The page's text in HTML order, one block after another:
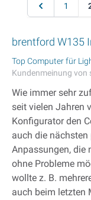
Seite Seite
1
brentford W135
Top Computer für
Kundenmeinung
Wie immer sehr
seit vielen Jahren
Konfigurator den
auch die
Anpassungen, die
ohne Probleme
wollte z. B.
auch beim letzten